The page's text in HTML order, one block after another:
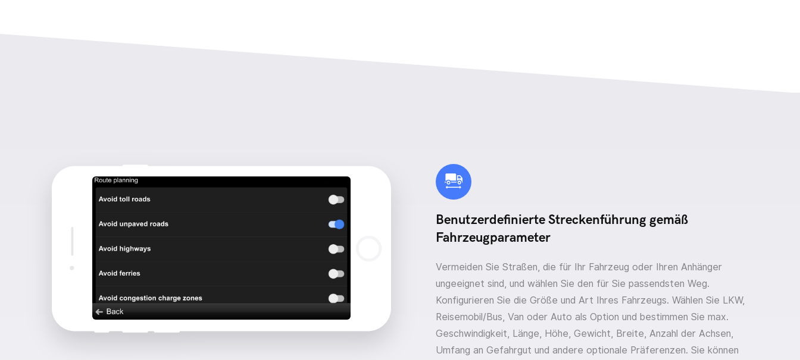
Benutzerdefinierte Streckenführung gemäß
Fahrzeugparameter
Vermeiden Sie Straßen, die für Ihr Fahrzeug oder Ihren Anhänger
ungeeignet sind, und wählen Sie den für Sie passendsten Weg.
Konfigurieren Sie die Größe und Art Ihres Fahrzeugs. Wählen Sie LKW,
Reisemobil/Bus, Van oder Auto als Option und bestimmen Sie max.
Geschwindigkeit, Länge, Höhe, Gewicht, Breite, Anzahl der Achsen,
Umfang an Gefahrgut und andere optionale Präferenzen. Sie können